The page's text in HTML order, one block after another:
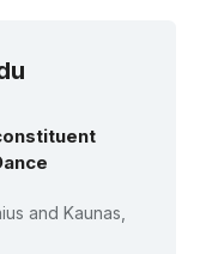
and Kaunas,